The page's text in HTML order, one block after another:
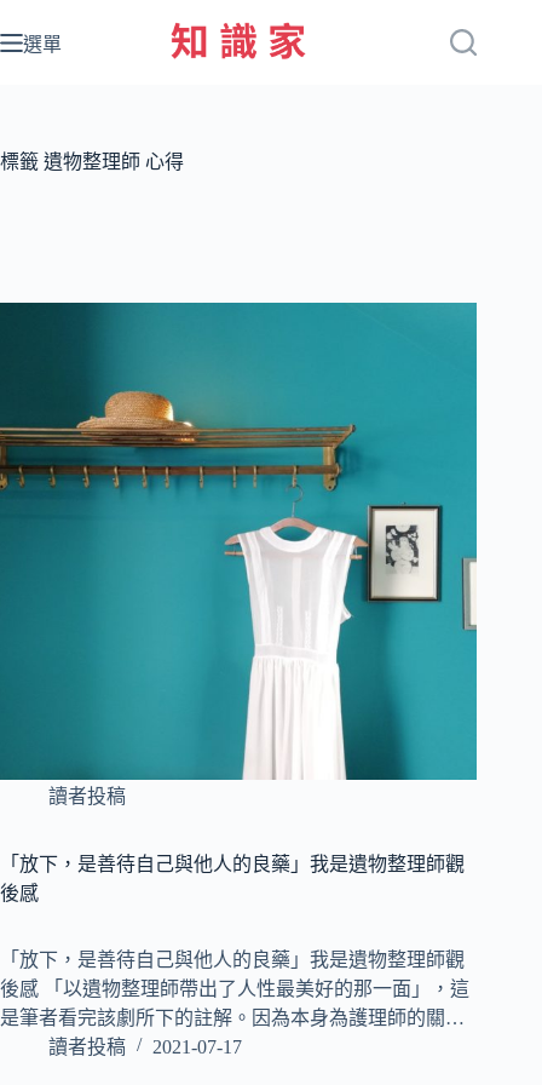
至
容
選單
標籤 遺物整理師 心得
讀者投稿
「放下，是善待自己與他人的良藥」我是遺物整理師觀
後感
「放下，是善待自己與他人的良藥」我是遺物整理師觀
後感 「以遺物整理師帶出了人性最美好的那一面」，這
是筆者看完該劇所下的註解。因為本身為護理師的關…
讀者投稿
2021-07-17